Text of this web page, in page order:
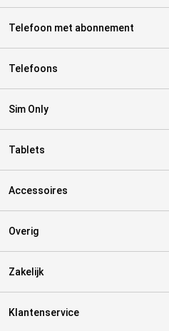
Telefoon met abonnement
Telefoons
Sim Only
Tablets
Accessoires
Overig
Zakelijk
Klantenservice